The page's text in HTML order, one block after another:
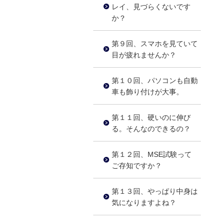
レイ、見づらくないです
か？
第９回、スマホを見ていて
目が疲れませんか？
第１０回、パソコンも自動
車も飾り付けが大事。
第１１回、硬いのに伸び
る。そんなのできるの？
第１２回、MSE試験って
ご存知ですか？
第１３回、やっぱり中身は
気になりますよね？